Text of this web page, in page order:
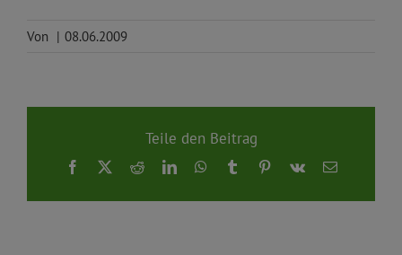
Von | 08.06.2009
Teile den Beitrag
Facebook
X RedditLinkedInWhatsApp
TumblrPinterest
Vk
E-